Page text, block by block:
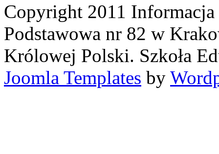
Copyright 2011 Informacja
Podstawowa nr 82 w
Królowej Polski. Szkoła
Joomla Templates by